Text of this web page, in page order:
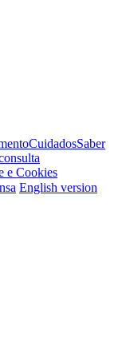
CuidadosSaber
e Cookies
English version